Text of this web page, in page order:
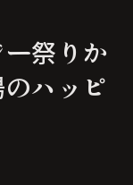
ー祭りか
ハッピ